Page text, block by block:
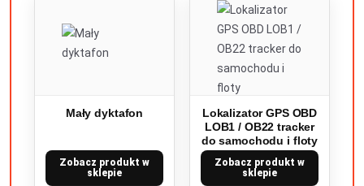
Mały dyktafon
Zobacz produkt w
sklepie
Lokalizator GPS OBD
LOB1 / OB22 tracker
do samochodu i floty
Zobacz produkt w
sklepie